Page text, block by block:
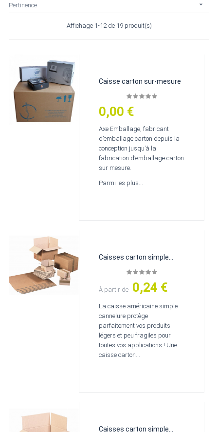
Pertinence 
Affichage 1-12 de 19 produit(s)
Caisse carton sur-mesure
Prix
0,00 €
Axe Emballage, fabricant
d’emballage carton depuis la
conception jusqu’à la
fabrication d’emballage carton
sur mesure.
Parmi les plus...
Caisses carton simple...
À partir de Prix
0,24 €
La caisse américaine simple
cannelure protège
parfaitement vos produits
légers et peu fragiles pour
toutes vos applications ! Une
caisse carton...
Caisses carton simple...